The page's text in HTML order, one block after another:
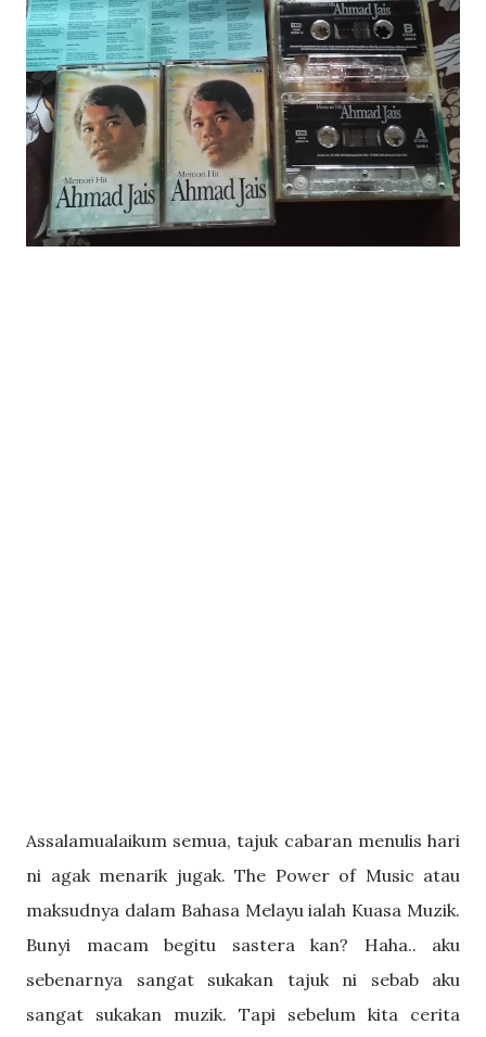
Assalamualaikum semua, tajuk cabaran menulis hari
ni agak menarik jugak. The Power of Music atau
maksudnya dalam Bahasa Melayu ialah Kuasa Muzik.
Bunyi macam begitu sastera kan? Haha.. aku
sebenarnya sangat sukakan tajuk ni sebab aku
sangat sukakan muzik. Tapi sebelum kita cerita